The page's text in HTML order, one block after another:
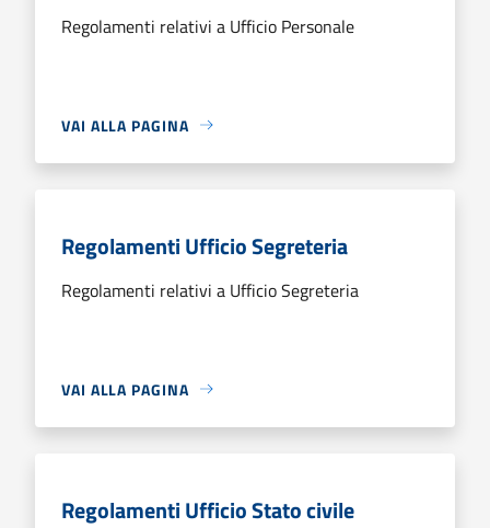
Regolamenti relativi a Ufficio Personale
VAI ALLA PAGINA
Regolamenti Ufficio Segreteria
Regolamenti relativi a Ufficio Segreteria
VAI ALLA PAGINA
Regolamenti Ufficio Stato civile